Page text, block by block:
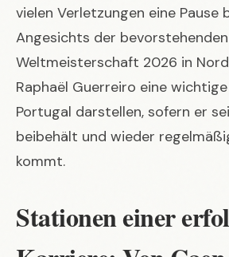
vielen Verletzungen eine Pause
Angesichts der bevorstehenden
Weltmeisterschaft 2026 in
Raphaël Guerreiro eine
Portugal darstellen, sofern er
beibehält und wieder
kommt.
Stationen einer